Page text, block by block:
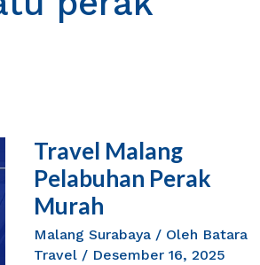
Travel Malang
Pelabuhan Perak
Murah
Malang Surabaya / Oleh Batara
Travel / Desember 16, 2025
Travel
Malang
Pelabuhan
Perak
Murah